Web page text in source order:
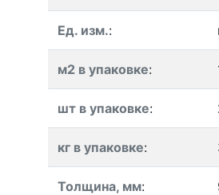
Ед. изм.:
м2 в упаковке:
шт в упаковке:
кг в упаковке:
Толщина, мм: